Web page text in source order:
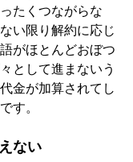
たくつながらな
い限り解約に応じ
がほとんどおぼつ
として進まないう
金が加算されてし
す。
ない